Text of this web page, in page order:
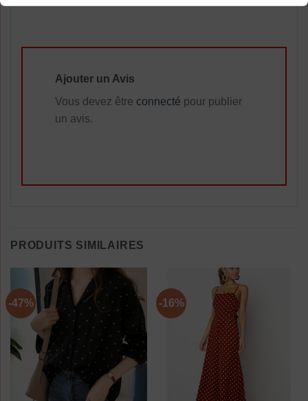
Ajouter un Avis
Vous devez être connecté pour publier
un avis.
PRODUITS SIMILAIRES
-47% -16%